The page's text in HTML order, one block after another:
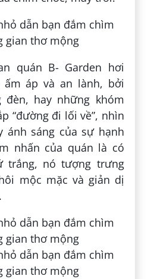
quán B- Garden hơi
áp và an lành, bởi
đèn, hay những khóm
“đường đi lối về”, nhìn
ánh sáng của sự hạnh
nhấn của quán là có
trắng, nó tượng trưng
mộc mặc và giản dị